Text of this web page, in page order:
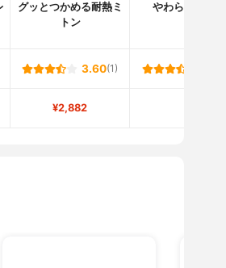
グッとつかめる耐熱ミ
トン
やわらかミトン
3.60(1)
¥2,882